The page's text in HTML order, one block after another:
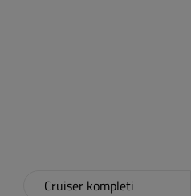
Cruiser kompleti